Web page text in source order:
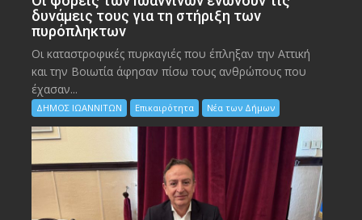
δυνάμεις τους για τη στήριξη των
πυρόπληκτων
Οι καταστροφικές πυρκαγιές που έπληξαν την Αττική
και την Bοιωτία άφησαν πίσω τους ανθρώπους που
έχασαν...
ΔΗΜΟΣ ΙΩΑΝΝΙΤΩΝ Επικαιρότητα Νέα των Δήμων